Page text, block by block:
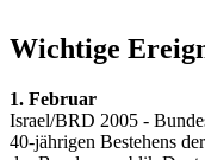
Wichtige
1. Februar
Israel/BRD 2005 -
40-jährigen Bestehens